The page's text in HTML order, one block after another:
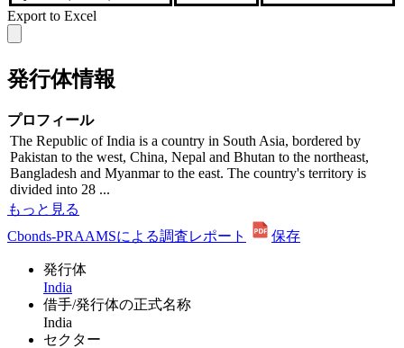
Export to Excel
発行体情報
プロフィール
The Republic of India is a country in South Asia, bordered by
Pakistan to the west, China, Nepal and Bhutan to the northeast,
Bangladesh and Myanmar to the east. The country's territory is
divided into 28 ...
もっと見る
Cbonds-PRAAMSによる調査レポート
保存
発行体
India
借手/発行体の正式名称
India
セクター